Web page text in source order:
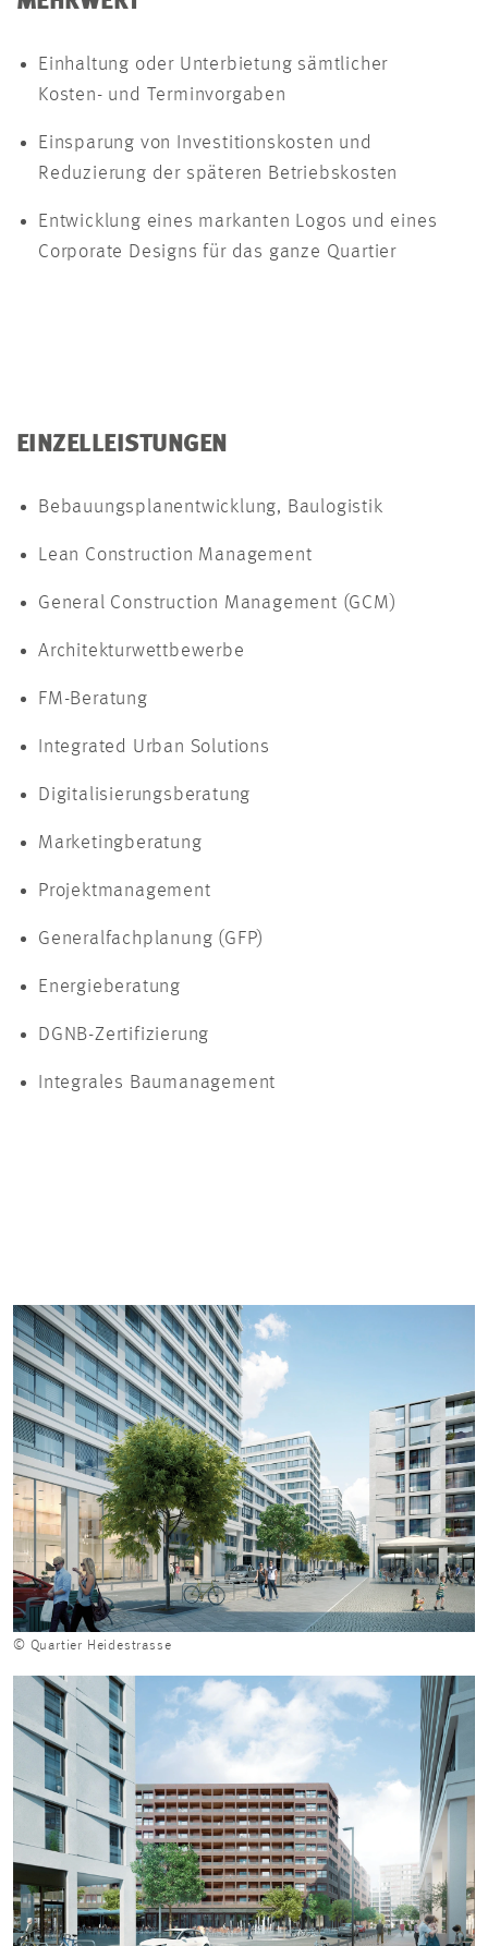
Einhaltung oder Unterbietung sämtlicher
Kosten- und Terminvorgaben
Einsparung von Investitionskosten und
Reduzierung der späteren Betriebskosten
Entwicklung eines markanten Logos und eines
Corporate Designs für das ganze Quartier
EINZELLEISTUNGEN
Bebauungsplanentwicklung, Baulogistik
Lean Construction Management
General Construction Management (GCM)
Architekturwettbewerbe
FM-Beratung
Integrated Urban Solutions
Digitalisierungsberatung
Marketingberatung
Projektmanagement
Generalfachplanung (GFP)
Energieberatung
DGNB-Zertifizierung
Integrales Baumanagement
© Quartier Heidestrasse